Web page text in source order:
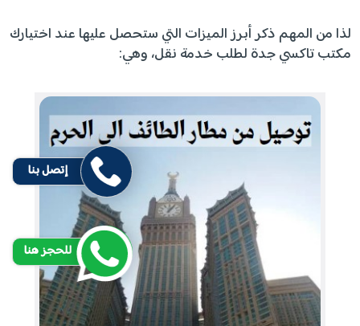
لذا من المهم ذكر أبرز الميزات التي ستحصل عليها عند اختيارك
مكتب تاكسي جدة لطلب خدمة نقل، وهي:
إتصل بنا
للحجز هنا